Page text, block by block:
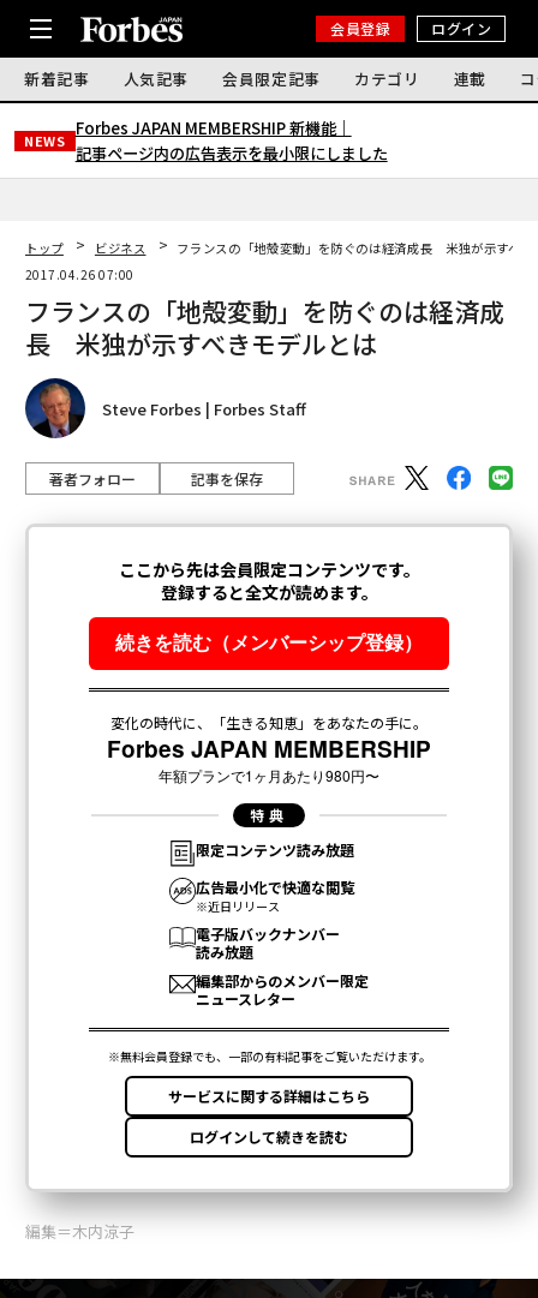
会員登録 ログイン
新着記事 人気記事 会員限定記事 カテゴリ 連載
NEWS
Forbes JAPAN MEMBERSHIP 新機能｜
記事ページ内の広告表示を最小限にしました
トップ ビジネス
フランスの「地殻変動」を防ぐのは経済成長 米独が示すべき
2017.04.26 07:00
フランスの「地殻変動」を防ぐのは経済成
長 米独が示すべきモデルとは
Steve Forbes | Forbes Staff
著者フォロー 記事を保存
編集＝木内涼子